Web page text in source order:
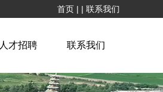
首页 | | 联系我们
人才招聘 联系我们